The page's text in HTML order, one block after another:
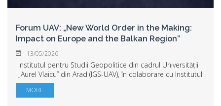
Forum UAV: „New World Order in the Making:
Impact on Europe and the Balkan Region”
13/05/2026
Institutul pentru Studii Geopolitice din cadrul Universității
„Aurel Vlaicu” din Arad (IGS-UAV), în colaborare cu Institutul
European de Cercetare pentru Studii Strategice (ERISS)
din Ljubljana, organ...
MORE